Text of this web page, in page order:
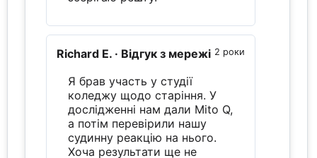
2 роки
Richard E. · Відгук з мережі
Я брав участь у студії
коледжу щодо старіння. У
дослідженні нам дали Mito Q,
а потім перевірили нашу
судинну реакцію на нього.
Хоча результати ще не